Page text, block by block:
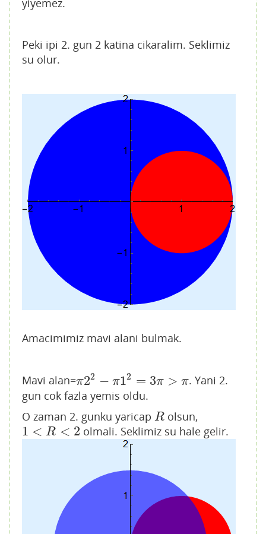
yiyemez.
Peki ipi 2. gun 2 katina cikaralim. Seklimiz
su olur.
Amacimimiz mavi alani bulmak.
Mavi alan=π22 − π12 = 3π > π
π22 −π12=3 π>π
. Yani 2.
gun cok fazla yemis oldu.
O zaman 2. gunku yaricap R
R olsun,
1 < R < 2
1 <R<2 olmali. Seklimiz su hale gelir.